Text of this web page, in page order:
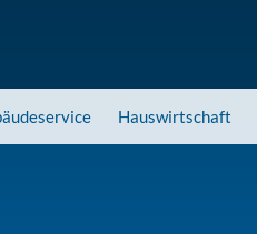
Hauswirtschaft